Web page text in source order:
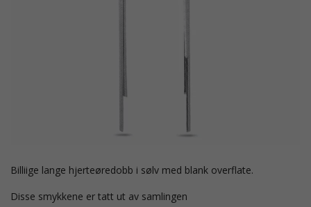
billiige lange hjerteøredobb i sølv med blank overflate.
Disse smykkene er tatt ut av samlingen